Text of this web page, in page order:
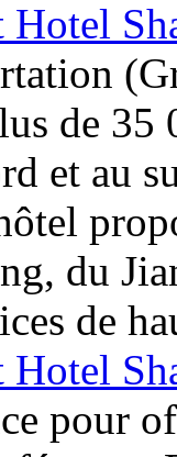
de 35
et au
du
de
pour